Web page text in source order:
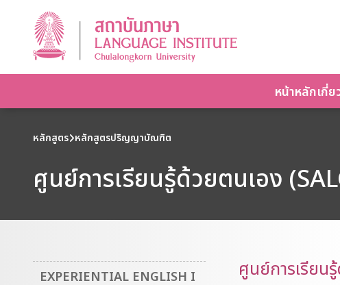
หน้าหลักเกี่ย
หลักสูตร หลักสูตรปริญญาบัณฑิต
ศูนย์การเรียนรู้ด้วยตนเอง
EXPERIENTIAL ENGLISH I
ศูนย์การเรียน